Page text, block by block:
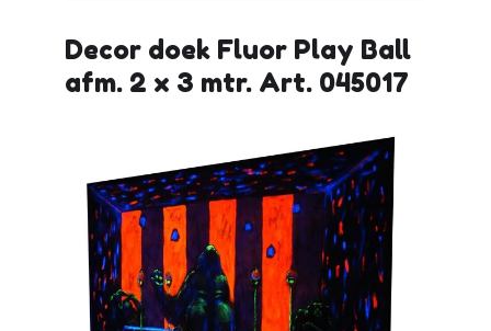
Decor doek Fluor Play Ball
afm. 2 x 3 mtr. Art. 045017